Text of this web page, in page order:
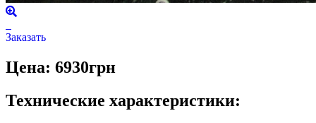
Заказать
Цена: 6930грн
Технические характеристики: